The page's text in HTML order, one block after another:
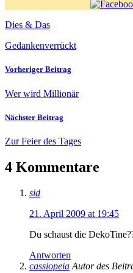
Dies & Das
Gedankenverrückt
Vorheriger Beitrag
Wer wird Millionär
Nächster Beitrag
Zur Feier des Tages
4 Kommentare
sid
21. April 2009 at 19:45
Du schaust die
Antworten
cassiopeia Autor des